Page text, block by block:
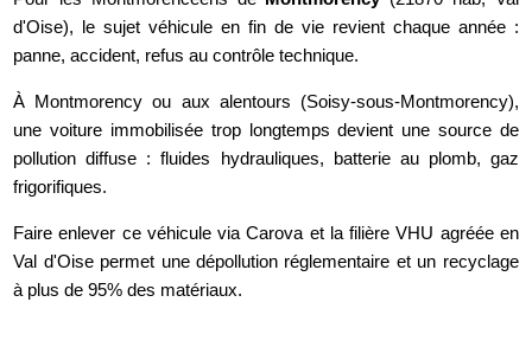
d'Oise), le sujet véhicule en fin de vie revient chaque année :
panne, accident, refus au contrôle technique.
À Montmorency ou aux alentours (Soisy-sous-Montmorency),
une voiture immobilisée trop longtemps devient une source de
pollution diffuse : fluides hydrauliques, batterie au plomb, gaz
frigorifiques.
Faire enlever ce véhicule via Carova et la filière VHU agréée en
Val d'Oise permet une dépollution réglementaire et un recyclage
à plus de 95% des matériaux.